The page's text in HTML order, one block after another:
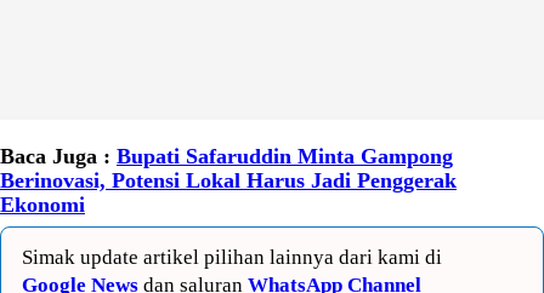
Baca Juga : Bupati Safaruddin Minta Gampong
Berinovasi, Potensi Lokal Harus Jadi Penggerak
Ekonomi
Simak update artikel pilihan lainnya dari kami di
Google News dan saluran WhatsApp Channel